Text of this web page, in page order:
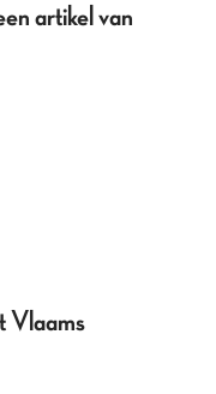
artikel van
Vlaams